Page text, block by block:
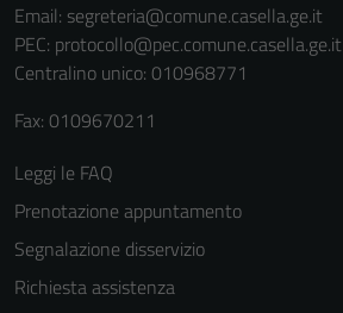
Email: segreteria@comune.casella.ge.it
PEC: protocollo@pec.comune.casella.ge.it
Centralino unico: 010968771
Fax: 0109670211
Leggi le FAQ
Prenotazione appuntamento
Segnalazione disservizio
Richiesta assistenza
Tecnici